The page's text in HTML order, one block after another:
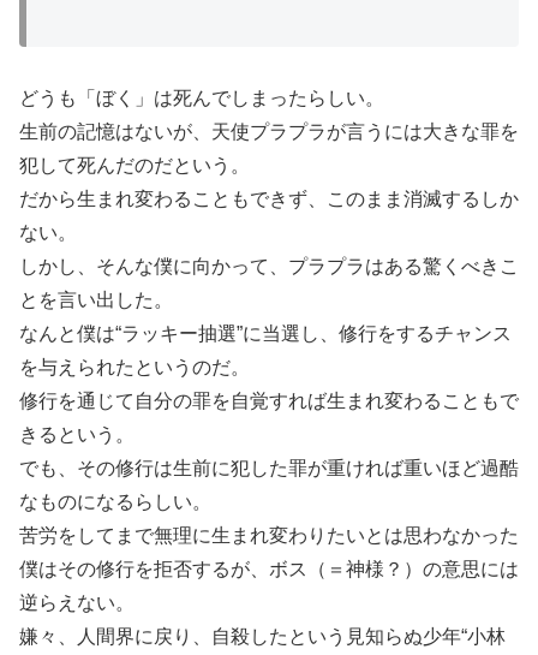
どうも「ぼく」は死んでしまったらしい。
生前の記憶はないが、天使プラプラが言うには大きな罪を
犯して死んだのだという。
だから生まれ変わることもできず、このまま消滅するしか
ない。
しかし、そんな僕に向かって、プラプラはある驚くべきこ
とを言い出した。
なんと僕は“ラッキー抽選”に当選し、修行をするチャンス
を与えられたというのだ。
修行を通じて自分の罪を自覚すれば生まれ変わることもで
きるという。
でも、その修行は生前に犯した罪が重ければ重いほど過酷
なものになるらしい。
苦労をしてまで無理に生まれ変わりたいとは思わなかった
僕はその修行を拒否するが、ボス（＝神様？）の意思には
逆らえない。
嫌々、人間界に戻り、自殺したという見知らぬ少年“小林